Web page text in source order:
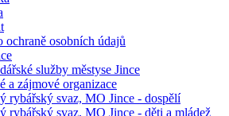
ochraně osobních údajů
služby městyse Jince
a zájmové organizace
rybářský svaz, MO Jince - dospělí
rybářský svaz, MO Jince - děti a mládež